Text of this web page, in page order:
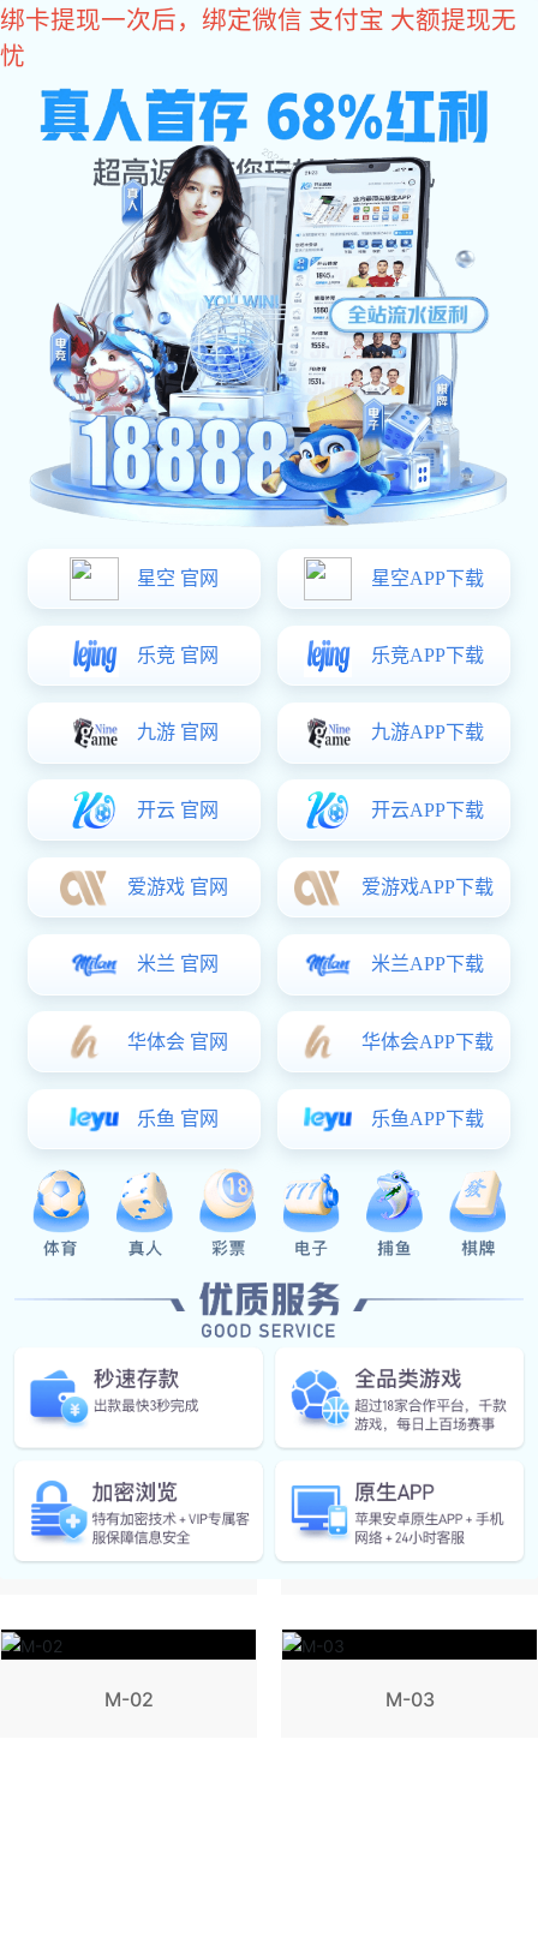
易彩堂
易彩堂官网-追求健康,你我一起
成长 企业介绍
智能门锁
易彩堂: 机
械门锁
易彩堂: 新
品设计
SG-05 S-01
MB-06 MB-07
M-02 M-03